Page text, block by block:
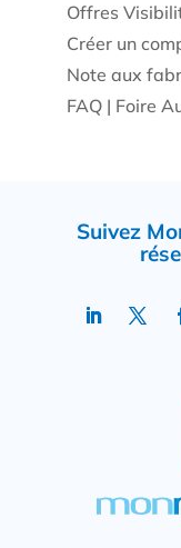
Offres
Créer un
Note aux
FAQ | Foire
Suivez